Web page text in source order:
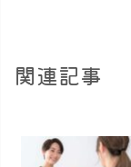
関連記事